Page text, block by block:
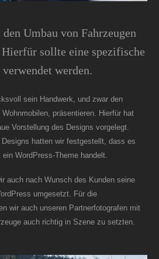
Umbau von Fahrzeugen
sollte eine spezifische
werden.
sein Handwerk, und zwar den
präsentieren. Hierfür hat
Vorstellung des Designs vorgelegt.
hatten wir festgestellt, dass es
WordPress-Theme handelt.
auch nach Wunsch des Kunden seine
umgesetzt. Für die
wir auch unseren Partnerfotografen mit
auch richtig in Szene zu setzten.